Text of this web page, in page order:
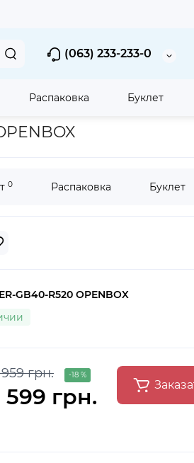
(063) 233-233-0
Распаковка Буклет
OPENBOX
0 Распаковка Буклет
ER-GB40-R520 OPENBOX
959 грн. -18 %
599 грн.